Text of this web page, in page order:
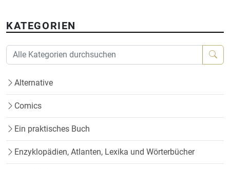
KATEGORIEN
Alternative
Comics
Ein praktisches Buch
Enzyklopädien, Atlanten, Lexika und Wörterbücher